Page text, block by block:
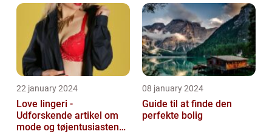
22 january 2024
Love lingeri -
Udforskende artikel om
mode og tøjentusiastens
08 january 2024
Guide til at finde den
perfekte bolig